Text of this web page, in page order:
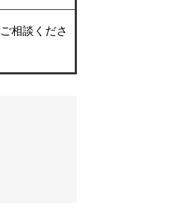
相談くださ